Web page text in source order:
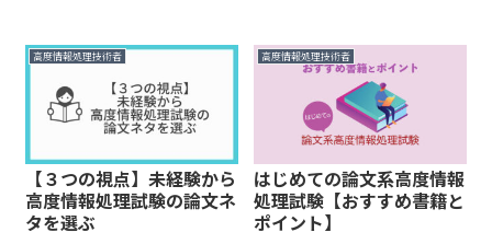
高度情報処理技術者
【３つの視点】未経験から
高度情報処理試験の論文ネ
タを選ぶ
高度情報処理技術者
はじめての論文系高度情報
処理試験【おすすめ書籍と
ポイント】